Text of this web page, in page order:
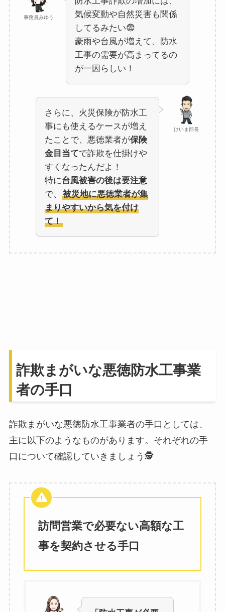
事務員みゆう
気候変動や自然災害も関係
してるみたい😨
豪雨や台風が増えて、防水
工事の需要が高まってるの
が一因らしい！
けいま部長
さらに、火災保険が防水工
事にも使えるケースが増え
たことで、悪徳業者が保険
金目当てで詐欺を仕掛けや
すくなったんだよ！
特に台風被害の後は要注意
で、
被災地に悪徳業者が集
まりやすいから気を付け
て！
詐欺まがいな悪徳防水工事業
者の手口
詐欺まがいな悪徳防水工事業者の手口としては、
主に以下のようなものがあります。それぞれの手
口について確認していきましょう🕵️
訪問営業で必要ない高額な工
事を契約させる手口